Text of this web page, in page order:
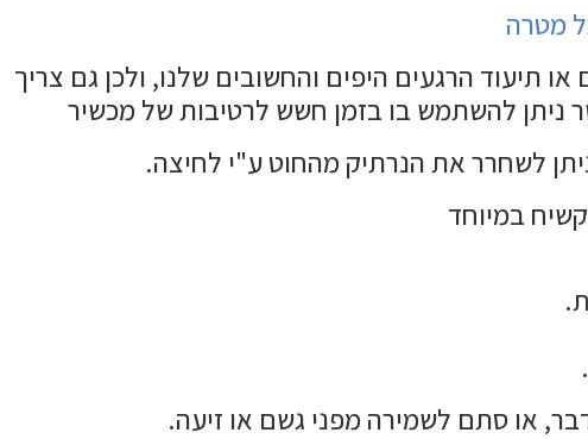
הרגעים היפים והחשובים שלנו, ולכן גם צריך
ניתן להשתמש בו בזמן חשש לרטיבות של מכשיר
לשחרר את הנרתיק מהחוט ע"י לחיצה.
במיוחד
או סתם לשמירה מפני גשם או זיעה.